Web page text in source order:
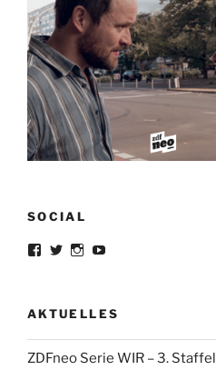
SOCIAL
Profil
Facebook
anzeigen
Profil
Twitter
anzeigen
Profil
Instagram
anzeigen
Profil
YouTube
anzeigen
AKTUELLES
ZDFneo Serie WIR – 3.